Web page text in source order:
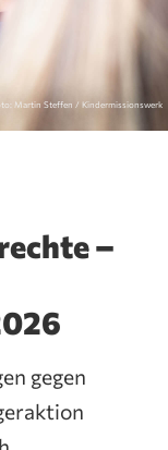
Martin Steffen / Kindermissionswerk
–
gegen